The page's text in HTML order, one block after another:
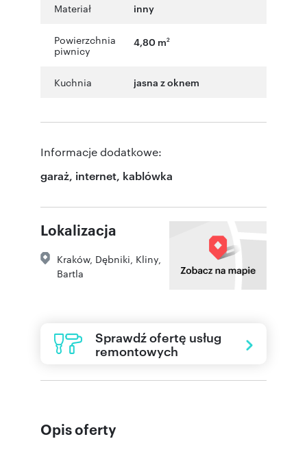
Materiał inny
Powierzchnia
piwnicy
4,80 m2
Kuchnia jasna z oknem
Informacje dodatkowe:
garaż, internet, kablówka
Lokalizacja
Kraków, Dębniki, Kliny
Bartla
Sprawdź ofertę usług
remontowych
Opis oferty